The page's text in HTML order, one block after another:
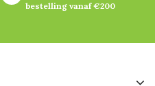
bestelling vanaf €200